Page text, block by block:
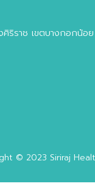
ริราช เขตบางกอกน้อย
© 2023 Siriraj